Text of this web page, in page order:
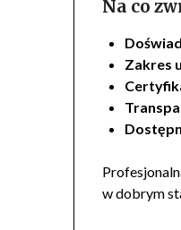
Na co
Zakres
w dobrym